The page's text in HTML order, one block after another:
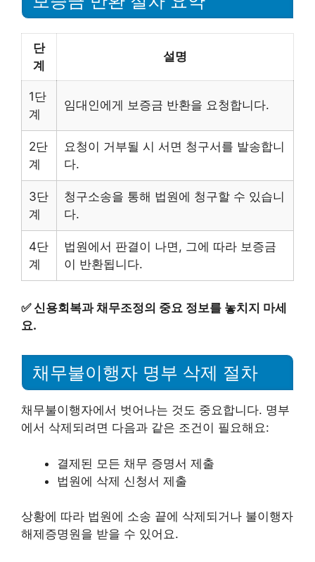
단
계
설명
1단
계
임대인에게 보증금 반환을 요청합니다.
2단
계
요청이 거부될 시 서면 청구서를 발송합니
다.
3단
계
청구소송을 통해 법원에 청구할 수 있습니
다.
4단
계
법원에서 판결이 나면, 그에 따라 보증금
이 반환됩니다.
✅신용회복과 채무조정의 중요 정보를 놓치지 마세
요.
채무불이행자 명부 삭제 절차
채무불이행자에서 벗어나는 것도 중요합니다. 명부
에서 삭제되려면 다음과 같은 조건이 필요해요:
결제된 모든 채무 증명서 제출
법원에 삭제 신청서 제출
상황에 따라 법원에 소송 끝에 삭제되거나 불이행자
해제증명원을 받을 수 있어요.